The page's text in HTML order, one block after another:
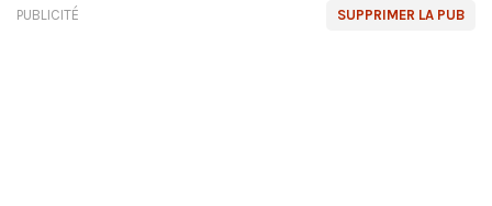
SUPPRIMER LA PUB
PUBLICITÉ